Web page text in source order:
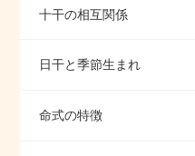
十干の相互関係
日干と季節生まれ
命式の特徴